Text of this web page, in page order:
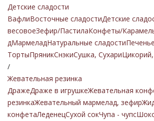
Детские сладости
ВафлиВосточные сладостиДетские
весовоеЗефир/ПастилаКонфеты/
дМармеладНатуральные сладостиПеченье
ТортыПряникСнэкиСушка, Сухари
/
Жевательная резинка
ДражеДраже в игрушкеЖевательная
резинкаЖевательный мармелад, зефир
конфетаЛеденецСухой сокЧупа - чупс